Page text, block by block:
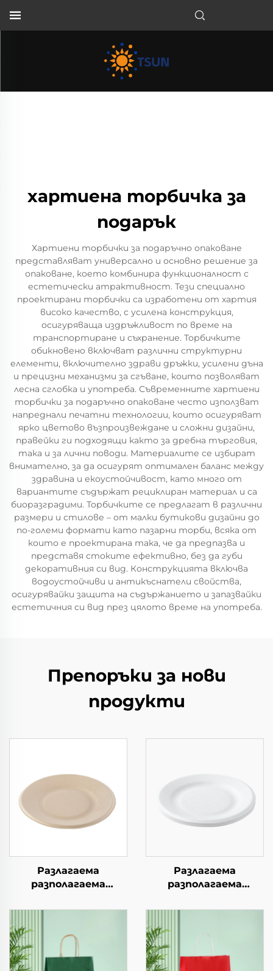
хартиена торбичка за
подарък
Хартиени торбички за подаръчно опаковане
представляват универсално и основно решение за
опаковане, което комбинира функционалност с
естетически атрактивност. Тези специално
проектирани торбички са изработени от хартия
високо качество, с усилена конструкция,
осигуряваща издръжливост по време на
транспортиране и съхранение. Торбичките
обикновено включват различни структурни
елементи, включително здрави дръжки, усилени дъна
и прецизни механизми за сгъване, които позволяват
лесна сглобка и употреба. Съвременните хартиени
торбички за подаръчно опаковане често използват
напреднали печатни технологии, които осигуряват
ярко цветово възпроизвеждане и сложни дизайни,
правейки ги подходящи както за дребна търговия,
така и за лични поводи. Материалите се избират
внимателно, за да осигурят оптимален баланс между
здравина и екоустойчивост, като много от
вариантите съдържат рециклиран материал и са
биоразградими. Торбичките се предлагат в различни
размери и стилове – от малки бутикови дизайни до
по-големи формати като пазарни торби, всяка от
които е проектирана така, че да предпазва и
представя стоките ефективно, без да губи
декоративния си вид. Конструкцията включва
водоустойчиви и антикъснатели свойства,
осигурявайки защита на съдържанието и запазвайки
естетичния си вид през цялото време на употреба.
Препоръки за нови
продукти
Разлагаема
разполагаема
салата, чашки за
закуски, суши, пица,
хляб, сладоледи,
шоколад, бургери - за
кейтеринг и
Разлагаема
разполагаема
салата, чашки за
закуски, суши, пица,
хляб, сладоледи,
шоколад, бургери - за
кейтеринг и